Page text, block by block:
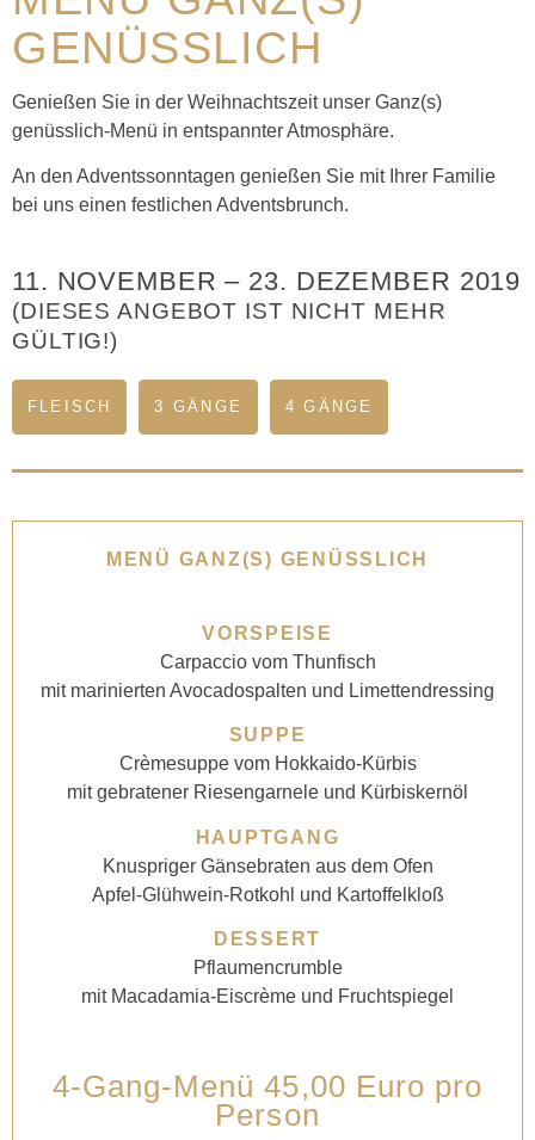
GENÜSSLICH
Genießen Sie in der Weihnachtszeit unser Ganz(s)
genüsslich-Menü in entspannter Atmosphäre.
An den Adventssonntagen genießen Sie mit Ihrer Familie
bei uns einen festlichen Adventsbrunch.
11. NOVEMBER – 23. DEZEMBER 2019
(DIESES ANGEBOT IST NICHT MEHR
GÜLTIG!)
FLEISCH 3 GÄNGE 4 GÄNGE
MENÜ GANZ(S) GENÜSSLICH
VORSPEISE
Carpaccio vom Thunfisch
mit marinierten Avocadospalten und Limettendressing
SUPPE
Crèmesuppe vom Hokkaido-Kürbis
mit gebratener Riesengarnele und Kürbiskernöl
HAUPTGANG
Knuspriger Gänsebraten aus dem Ofen
Apfel-Glühwein-Rotkohl und Kartoffelkloß
DESSERT
Pflaumencrumble
mit Macadamia-Eiscrème und Fruchtspiegel
4-Gang-Menü 45,00 Euro pro
Person